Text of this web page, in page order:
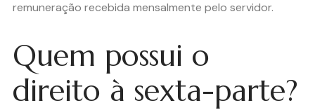
remuneração recebida mensalmente pelo servidor.
Quem possui o
direito à sexta-parte?